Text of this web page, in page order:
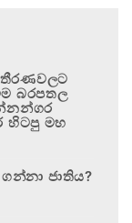
තීරණවලට
බරපතල
හිටපු මහ
ජාතිය?